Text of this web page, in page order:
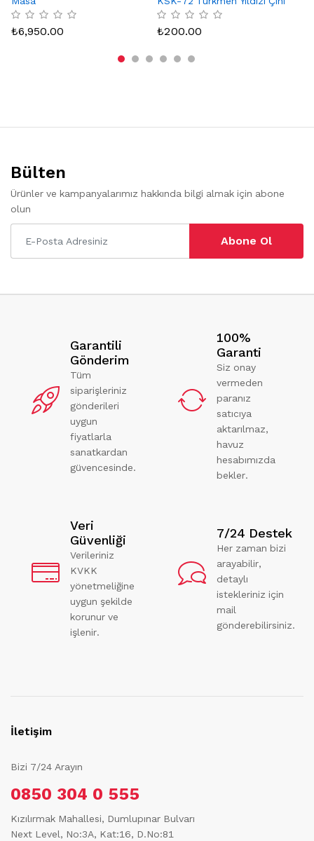
₺6,950.00
Karo Seramik Desenli
₺200.00
Bülten
Ürünler ve kampanyalarımız hakkında bilgi almak için abone
olun
Abone Ol
Garantili
Gönderim
Tüm
siparişleriniz
gönderileri
uygun
fiyatlarla
sanatkardan
güvencesinde.
100%
Garanti
Siz onay
vermeden
paranız
satıcıya
aktarılmaz,
havuz
hesabımızda
bekler.
Veri
Güvenliği
Verileriniz
KVKK
yönetmeliğine
uygun şekilde
korunur ve
işlenir.
7/24 Destek
Her zaman bizi
arayabilir,
detaylı
istekleriniz için
mail
gönderebilirsiniz.
İletişim
Bizi 7/24 Arayın
0850 304 0 555
Kızılırmak Mahallesi, Dumlupınar Bulvarı
Next Level, No:3A, Kat:16, D.No:81